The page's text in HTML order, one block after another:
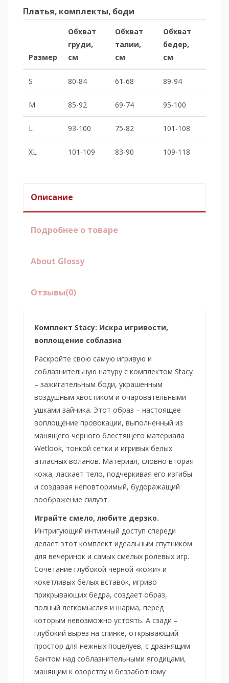
Платья, комплекты, боди
Размер
Обхват
груди,
см
Обхват
талии,
см
Обхват
бедер,
см
S 80-84 61-68 89-94
M 85-92 69-74 95-100
L 93-100 75-82 101-108
XL 101-109 83-90 109-118
Описание
Подробнее о товаре
About Glossy
Отзывы(0)
Комплект Stacy: Искра игривости,
воплощение соблазна
Раскройте свою самую игривую и
соблазнительную натуру с комплектом Stacy
– зажигательным боди, украшенным
воздушным хвостиком и очаровательными
ушками зайчика. Этот образ – настоящее
воплощение провокации, выполненный из
манящего черного блестящего материала
Wetlook, тонкой сетки и игривых белых
атласных воланов. Материал, словно вторая
кожа, ласкает тело, подчеркивая его изгибы
и создавая неповторимый, будоражащий
воображение силуэт.
Играйте смело, любите дерзко.
Интригующий интимный доступ спереди
делает этот комплект идеальным спутником
для вечеринок и самых смелых ролевых игр.
Сочетание глубокой черной «кожи» и
кокетливых белых вставок, игриво
прикрывающих бедра, создает образ,
полный легкомыслия и шарма, перед
которым невозможно устоять. А сзади –
глубокий вырез на спинке, открывающий
простор для нежных поцелуев, с дразнящим
бантом над соблазнительными ягодицами,
манящим к озорству и беззаботному